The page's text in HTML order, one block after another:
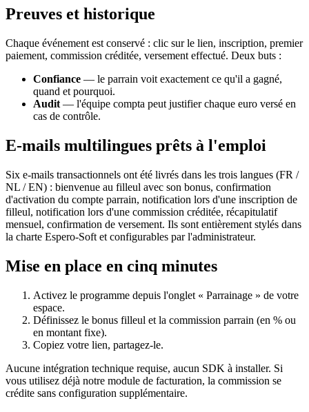
Preuves et historique
Chaque événement est conservé : clic sur le lien, inscription, premier
paiement, commission créditée, versement effectué. Deux buts :
Confiance — le parrain voit exactement ce qu'il a gagné,
quand et pourquoi.
Audit — l'équipe compta peut justifier chaque euro versé en
cas de contrôle.
E-mails multilingues prêts à l'emploi
Six e-mails transactionnels ont été livrés dans les trois langues (FR /
NL / EN) : bienvenue au filleul avec son bonus, confirmation
d'activation du compte parrain, notification lors d'une inscription de
filleul, notification lors d'une commission créditée, récapitulatif
mensuel, confirmation de versement. Ils sont entièrement stylés dans
la charte Espero-Soft et configurables par l'administrateur.
Mise en place en cinq minutes
Activez le programme depuis l'onglet « Parrainage » de votre
espace.
Définissez le bonus filleul et la commission parrain (en % ou
en montant fixe).
Copiez votre lien, partagez-le.
Aucune intégration technique requise, aucun SDK à installer. Si
vous utilisez déjà notre module de facturation, la commission se
crédite sans configuration supplémentaire.